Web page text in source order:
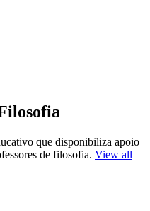
que disponibiliza apoio
de filosofia. View all